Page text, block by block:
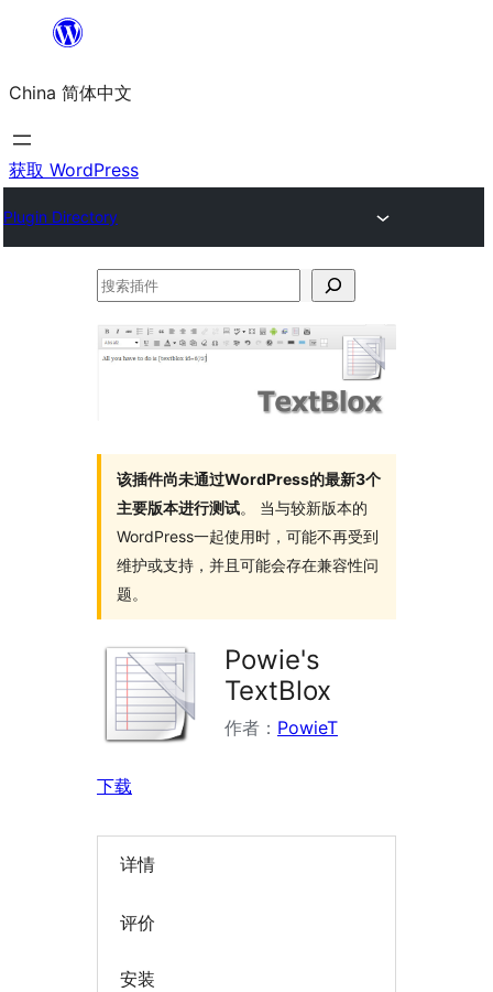
内
容
China 简体中文
获取 WordPress
Plugin Directory
搜
插
该插件尚未通过WordPress的最新3个
主要版本进行测试。 当与较新版本的
WordPress一起使用时，可能不再受到
维护或支持，并且可能会存在兼容性问
题。
Powie's
TextBlox
作者： PowieT
下载
详情
评价
安装